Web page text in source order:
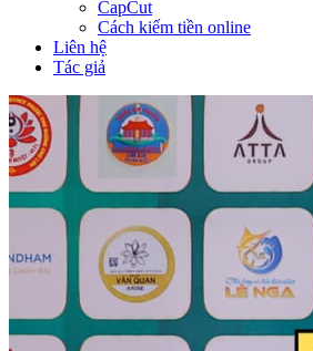
CapCut
Cách kiếm tiền online
Liên hệ
Tác giả